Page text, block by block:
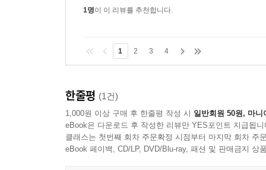
1명이 이 리뷰를 추천합니다.
1 2 3 4
한줄평 (1건)
1,000원 이상 구매 후 한줄평 작성 시 일반회원 50원, 마니
eBook은 다운로드 후 작성한 리뷰만 YES포인트 지급됩니
클래스는 첫번째 회차 주문확정 시점부터 마지막 회차 주
eBook 페이백, CD/LP, DVD/Blu-ray, 패션 및 판매금지 상